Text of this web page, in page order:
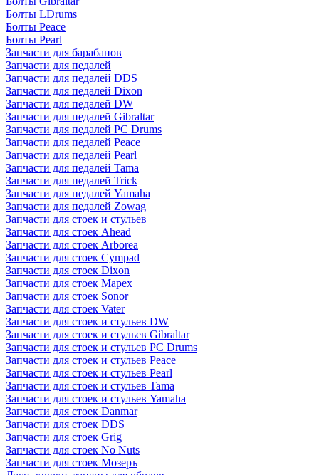
Болты LDrums
Болты Peace
Болты Pearl
Запчасти для барабанов
Запчасти для педалей
Запчасти для педалей DDS
Запчасти для педалей Dixon
Запчасти для педалей DW
Запчасти для педалей Gibraltar
Запчасти для педалей PC Drums
Запчасти для педалей Peace
Запчасти для педалей Pearl
Запчасти для педалей Tama
Запчасти для педалей Trick
Запчасти для педалей Yamaha
Запчасти для педалей Zowag
Запчасти для стоек и стульев
Запчасти для стоек Ahead
Запчасти для стоек Arborea
Запчасти для стоек Cympad
Запчасти для стоек Dixon
Запчасти для стоек Mapex
Запчасти для стоек Sonor
Запчасти для стоек Vater
Запчасти для стоек и стульев DW
Запчасти для стоек и стульев Gibraltar
Запчасти для стоек и стульев PC Drums
Запчасти для стоек и стульев Peace
Запчасти для стоек и стульев Pearl
Запчасти для стоек и стульев Tama
Запчасти для стоек и стульев Yamaha
Запчасти для стоек Danmar
Запчасти для стоек DDS
Запчасти для стоек Grig
Запчасти для стоек No Nuts
Запчасти для стоек Мозеръ